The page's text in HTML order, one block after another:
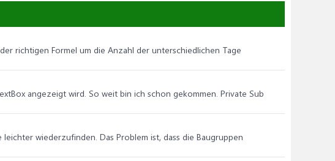
richtigen Formel um die Anzahl der unterschiedlichen Tage
angezeigt wird. So weit bin ich schon gekommen. Private Sub
wiederzufinden. Das Problem ist, dass die Baugruppen